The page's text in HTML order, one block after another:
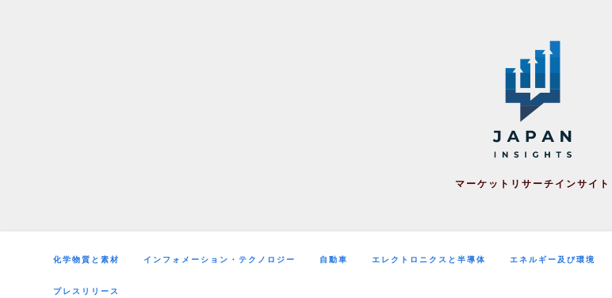
マーケットリサーチインサイト
化学物質と素材 インフォメーション・テクノロジー 自動車 エレクトロニクスと半導体 エネルギー及び環境
プレスリリース